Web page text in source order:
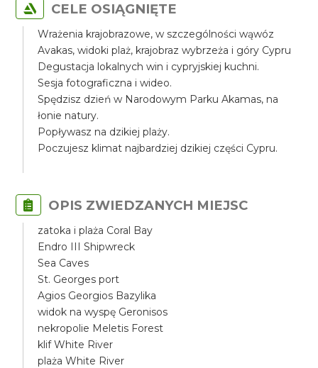
CELE OSIĄGNIĘTE
Wrażenia krajobrazowe, w szczególności wąwóz
Avakas, widoki plaż, krajobraz wybrzeża i góry Cypru
Degustacja lokalnych win i cypryjskiej kuchni.
Sesja fotograficzna i wideo.
Spędzisz dzień w Narodowym Parku Akamas, na
łonie natury.
Popływasz na dzikiej plaży.
Poczujesz klimat najbardziej dzikiej części Cypru.
OPIS ZWIEDZANYCH MIEJSC
zatoka i plaża Coral Bay
Endro III Shipwreck
Sea Caves
St. Georges port
Agios Georgios Bazylika
widok na wyspę Geronisos
nekropolie Meletis Forest
klif White River
plaża White River